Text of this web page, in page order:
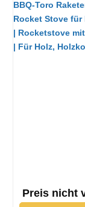
BBQ-Toro
Rocket Stove
| Rocketstove
| Für Holz,
Preis nicht